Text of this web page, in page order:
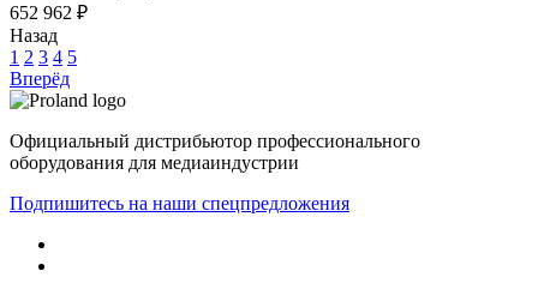
652 962 ₽
Назад
1 2 3 4 5
Вперёд
Официальный дистрибьютор профессионального
оборудования для медиаиндустрии
Подпишитесь на наши спецпредложения